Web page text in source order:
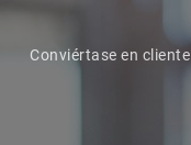
Conviértase en cliente